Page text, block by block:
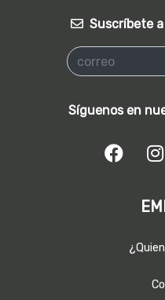
Suscríbete
Síguenos en